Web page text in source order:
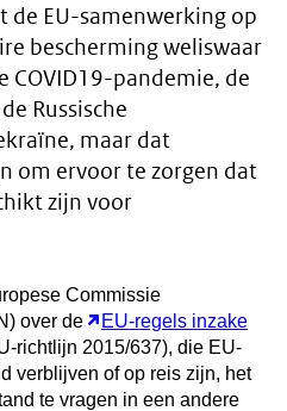
de EU-samenwerking op
bescherming weliswaar
COVID19-pandemie, de
Russische
maar dat
om ervoor te zorgen dat
zijn voor
Commissie
over de
EU-regels inzake
richtlijn 2015/637), die EU-
verblijven of op reis zijn, het
te vragen in een andere